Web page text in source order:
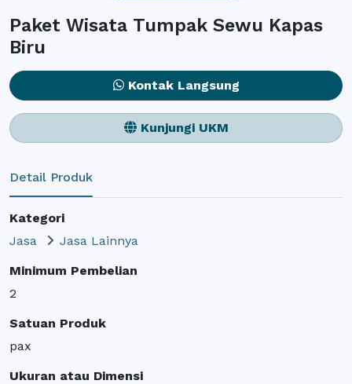
Paket Wisata Tumpak Sewu Kapas
Biru
Kontak Langsung
Kunjungi UKM
Detail Produk
Kategori
Jasa
Jasa Lainnya
Minimum Pembelian
2
Satuan Produk
pax
Ukuran atau Dimensi